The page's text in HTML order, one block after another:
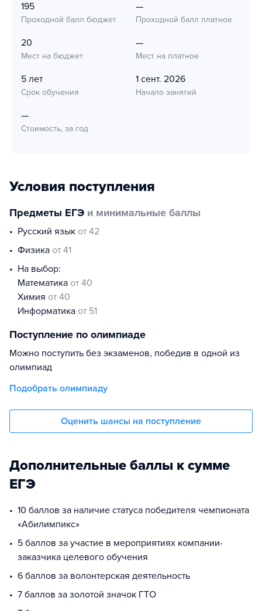
195
Проходной балл бюджет
—
Проходной балл платное
20
Мест на бюджет
—
Мест на платное
5 лет
Срок обучения
1 сент. 2026
Начало занятий
—
Стоимость, за год
Условия поступления
Предметы ЕГЭ и минимальные баллы
русский язык от 42
физика от 41
На выбор:
математика от 40
химия от 40
информатика от 51
Поступление по олимпиаде
Можно поступить без экзаменов, победив в одной из
олимпиад
Подобрать олимпиаду
Оценить шансы на поступление
Дополнительные баллы к сумме
ЕГЭ
10 баллов за наличие статуса победителя чемпионата
«Абилимпикс»
5 баллов за участие в мероприятиях компании-
заказчика целевого обучения
6 баллов за волонтерская деятельность
7 баллов за золотой значок ГТО